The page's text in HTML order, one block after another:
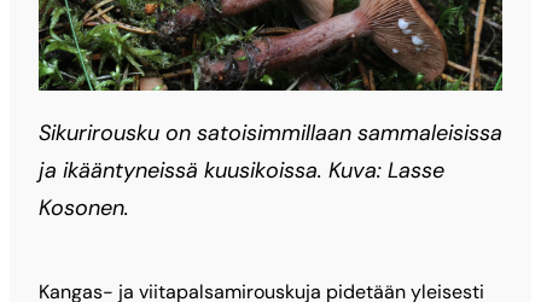
Sikurirousku on satoisimmillaan sammaleisissa
ja ikääntyneissä kuusikoissa. Kuva: Lasse
Kosonen.
Kangas- ja viitapalsamirouskuja pidetään yleisesti